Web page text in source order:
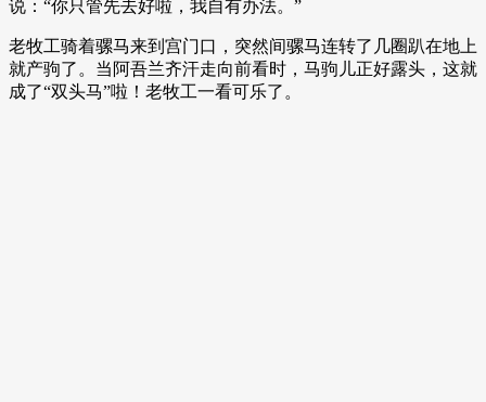
说：“你只管先去好啦，我自有办法。”
老牧工骑着骡马来到宫门口，突然间骡马连转了几圈趴在地上
就产驹了。当阿吾兰齐汗走向前看时，马驹儿正好露头，这就
成了“双头马”啦！老牧工一看可乐了。